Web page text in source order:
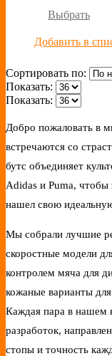
Выбрать
Добавить в
Сортировать по:
Показать:
Показать:
Добро пожаловать в
встречаются со
бутс объединяет
Adidas и Puma,
нашел свою
Мы собрали лучшие
скоростные модели
контролем мяча для
кожаные варианты
Каждая пара в нашем
разработок,
стопы и точность